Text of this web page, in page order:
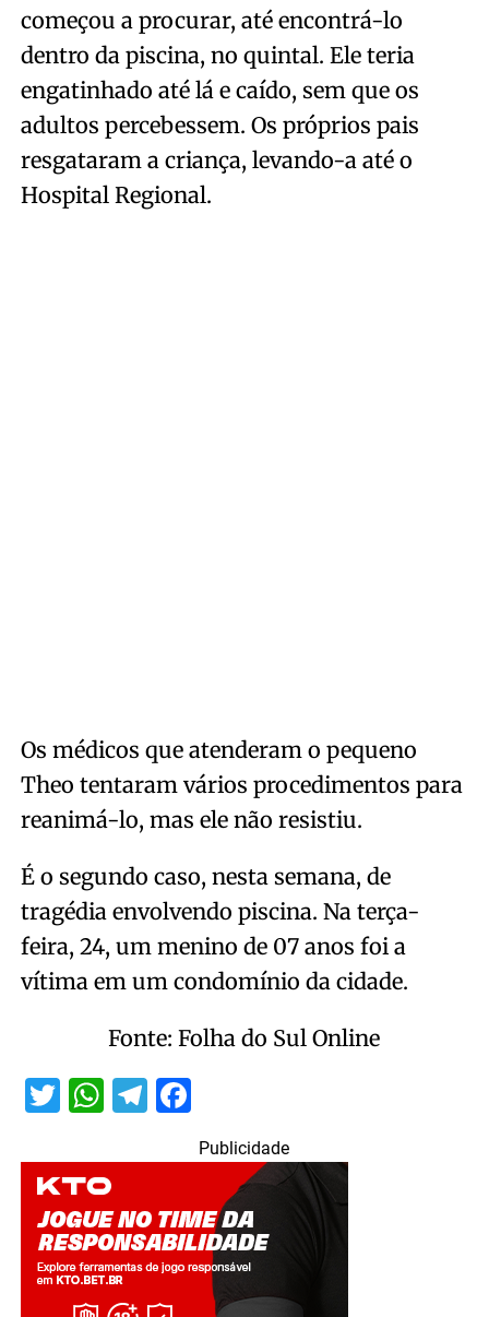
começou a procurar, até encontrá-lo
dentro da piscina, no quintal. Ele teria
engatinhado até lá e caído, sem que os
adultos percebessem. Os próprios pais
resgataram a criança, levando-a até o
Hospital Regional.
Os médicos que atenderam o pequeno
Theo tentaram vários procedimentos para
reanimá-lo, mas ele não resistiu.
É o segundo caso, nesta semana, de
tragédia envolvendo piscina. Na terça-
feira, 24, um menino de 07 anos foi a
vítima em um condomínio da cidade.
Fonte: Folha do Sul Online
Twitter
WhatsApp
Telegram
Facebook
Publicidade